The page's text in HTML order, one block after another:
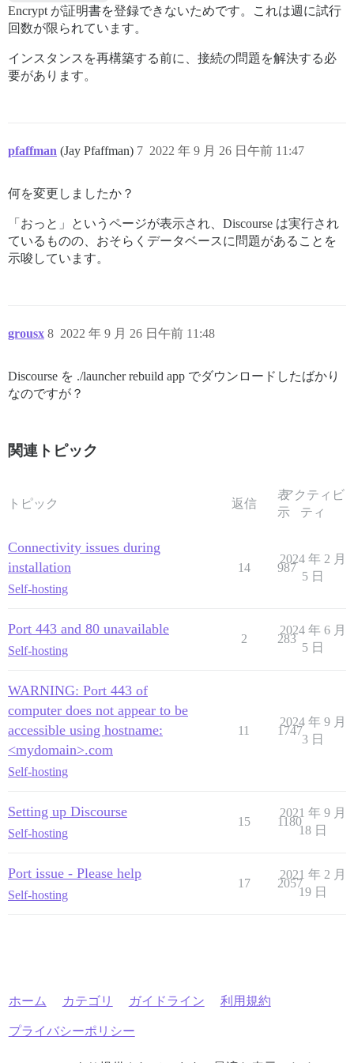
Encrypt が証明書を登録できないためです。これは週に試行
回数が限られています。
インスタンスを再構築する前に、接続の問題を解決する必
要があります。
pfaffman (Jay Pfaffman) 2022 年 9 月 26 日午前 11:47
7
何を変更しましたか？
「おっと」というページが表示され、Discourse は実行され
ているものの、おそらくデータベースに問題があることを
示唆しています。
grousx 2022 年 9 月 26 日午前 11:48
8
Discourse を ./launcher rebuild app でダウンロードしたばかり
なのですが？
関連トピック
トピック 返信
表
示
アクティビ
ティ
Connectivity issues during
installation
Self-hosting
14 987
2024 年 2 月
5 日
Port 443 and 80 unavailable
Self-hosting
2 283
2024 年 6 月
5 日
WARNING: Port 443 of
computer does not appear to be
accessible using hostname:
<mydomain>.com
Self-hosting
11 1747
2024 年 9 月
3 日
Setting up Discourse
Self-hosting
15 1180
2021 年 9 月
18 日
Port issue - Please help
Self-hosting
17 2057
2021 年 2 月
19 日
ホーム カテゴリ ガイドライン 利用規約
プライバシーポリシー